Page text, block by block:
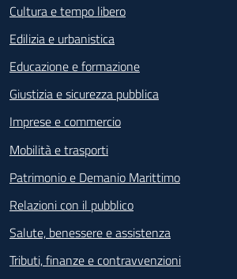
Cultura e tempo libero
Edilizia e urbanistica
Educazione e formazione
Giustizia e sicurezza pubblica
Imprese e commercio
Mobilità e trasporti
Patrimonio e Demanio Marittimo
Relazioni con il pubblico
Salute, benessere e assistenza
Tributi, finanze e contravvenzioni